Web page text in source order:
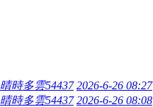
晴時多雲54437 2026-6-26 08:27
晴時多雲54437 2026-6-26 08:08